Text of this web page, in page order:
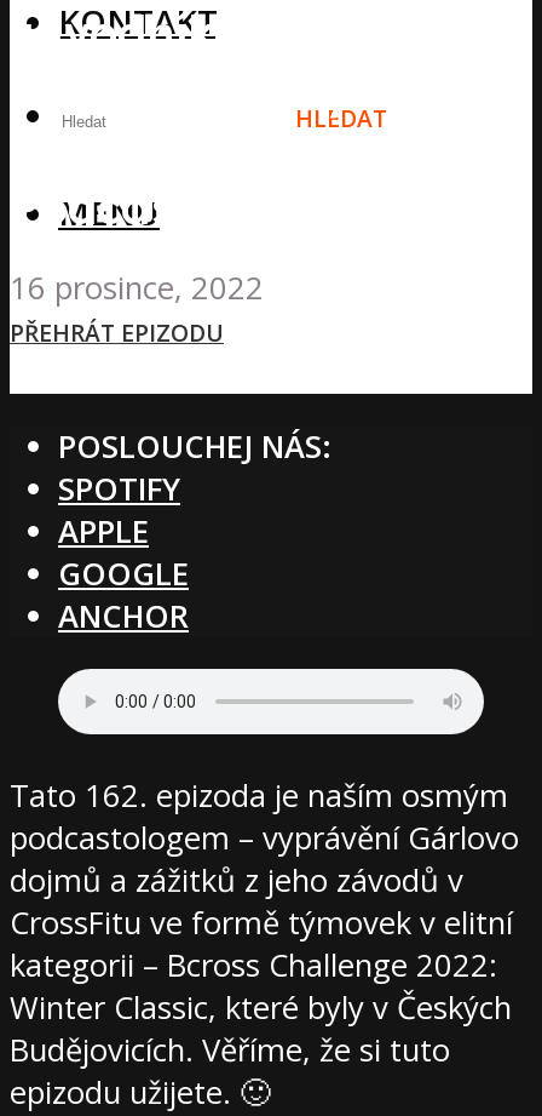
KONTAKT
HLEDAT
MENU
závodníka a diváka,
Podcastolog
16 prosince, 2022
PŘEHRÁT EPIZODU
POSLOUCHEJ NÁS:
SPOTIFY
APPLE
GOOGLE
ANCHOR
Tato 162. epizoda je naším osmým
podcastologem – vyprávění Gárlovo
dojmů a zážitků z jeho závodů v
CrossFitu ve formě týmovek v elitní
kategorii – Bcross Challenge 2022:
Winter Classic, které byly v Českých
Budějovicích. Věříme, že si tuto
epizodu užijete. 🙂